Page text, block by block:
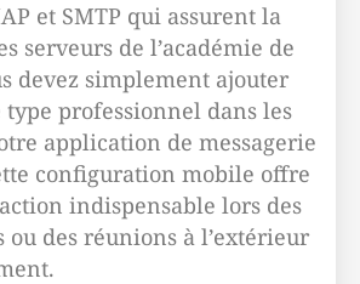
et SMTP qui assurent la
serveurs de l’académie de
devez simplement ajouter
professionnel dans les
application de messagerie
configuration mobile offre
indispensable lors des
ou des réunions à l’extérieur